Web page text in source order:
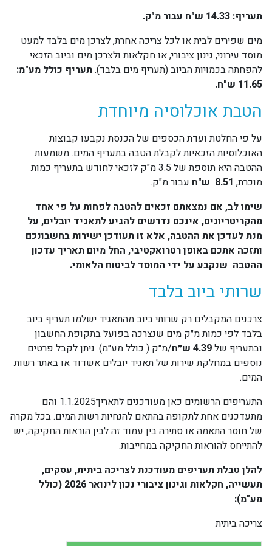
תעריף: 14.33 ש"ח עבור מ"ק.
מים שפירים לבית או לכל צריכה אחרת, לצרכן מים בלבד למעט
מוסד עירוני, גינון ציבורי, או חקלאות ולצרכן מים וביוב הזכאי
להפחתה בכמויות הביוב (תעריף מים בלבד).תעריף כולל מע"מ:
11.65 ש"ח.
הטבת אוכלוסיה מיוחדת
על פי החלטת ועדת הכספים של הכנסת נקבעו קבוצות
האוכלוסיות הזכאיות לקבלת הטבה בתעריף המים. משמעות
ההטבה היא תוספת של 3.5 מ"ק לזכאי לחודש בתעריף כמות
מוכרת,
עבור מ"ק.
שימו לב, אם נמצאתם זכאים להטבה לפחות על פי אחד
מהקריטריונים, אינכם נדרשים להגיע לתאגיד יובלים, על
מנת לעדכן את ההטבה, אלא זו תעודכן ישירות בחשבונכם
ותזכה אתכם באופן רטרואקטיבי, החל מיום תאריך עדכון
ההטבה שנקבע על ידי המוסד לביטוח הלאומי.
שרותי ביוב בלבד
צרכנים המקבלים רק שרותי ביוב מהתאגיד ישלמו תעריף ביוב
בלבד לפי כמות מ״ק מים שנצרכה בפועל בתקופת החשבון
ובתעריף של4.39 ש״ח
/מ״ק ( כולל מע״מ). ניתן לקבל פרטים
נוספים במחלקת שירות של תאגיד יובלים אשדוד או באתר רשות
המים.
התעריפים הרשומים כאן מעודכנים לתאריך1.1.2025 והם
מתעדכנים אחת לתקופה בהתאם להנחיות רשות המים. בכל מקרה
של חוסר התאמה או סתירה בין עמוד זה לבין הוראות החקיקה, יש
להתייחס להוראות החקיקה במחייבות.
להלן טבלת תעריפים מעודכנת לצריכה ביתית, עסקים,
תעשייה, חקלאות וגינון ציבורי נכון לינואר 2026 (כולל
מע"מ):
צריכה ביתית